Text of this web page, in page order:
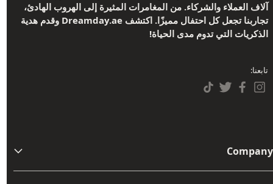
آلاف العملاء والشركاء. من المغامرات المثيرة إلى الهروب الهادئ،
تجاربنا تجعل كل احتفال مميزًا. اكتشف Dreamday.ae وقدم هدية
الذكريات التي تدوم مدى الحياة!
تابعنا:
Company